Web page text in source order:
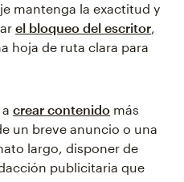
mantenga la exactitud y
el bloqueo del escritor,
hoja de ruta clara para
crear contenido más
un breve anuncio o una
largo, disponer de
publicitaria que